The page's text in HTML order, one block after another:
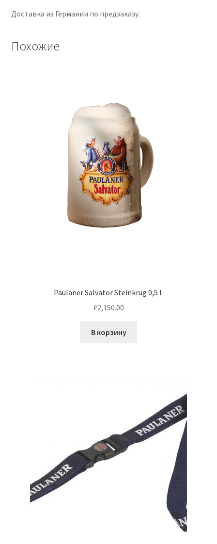
Доставка из Германии по предзаказу.
Похожие
Paulaner Salvator Steinkrug 0,5 L
₽2,150.00
В корзину